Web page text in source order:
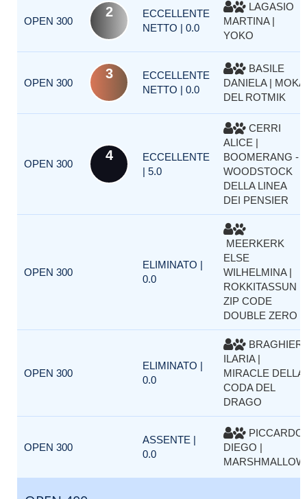
OPEN 300
2
ECCELLENTE
NETTO | 0.0
LAGASIO
MARTINA |
YOKO
OPEN 300
3
ECCELLENTE
NETTO | 0.0
BASILE
DANIELA | MOKA
DEL ROTMIK
OPEN 300
4
ECCELLENTE
| 5.0
CERRI
ALICE |
BOOMERANG -
WOODSTOCK
DELLA LINEA
DEI PENSIER
OPEN 300
ELIMINATO |
0.0
MEERKERK
ELSE
WILHELMINA |
ROKKITASSUN
ZIP CODE
DOUBLE ZERO
OPEN 300
ELIMINATO |
0.0
BRAGHIERI
ILARIA |
MIRACLE DELLA
CODA DEL
DRAGO
OPEN 300
ASSENTE |
0.0
PICCARDO
DIEGO |
MARSHMALLOW